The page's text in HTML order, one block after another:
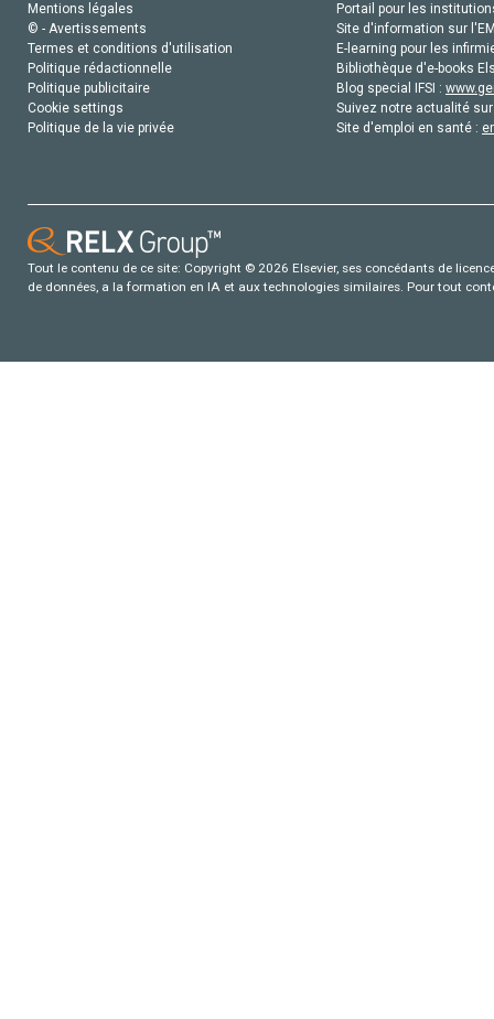
Mentions légales
© - Avertissements
Termes et conditions d'utilisation
Politique rédactionnelle
Politique publicitaire
Cookie settings
Politique de la vie privée
Portail pour les
Site d'information sur
E-learning pour les
Bibliothèque d'e-books
Blog special IFSI :
Suivez notre actualité
Site d'emploi en santé :
Tout le contenu de ce site: Copyright © 2026 Elsevier, ses concédants de
de données, a la formation en IA et aux technologies similaires. Pour tout